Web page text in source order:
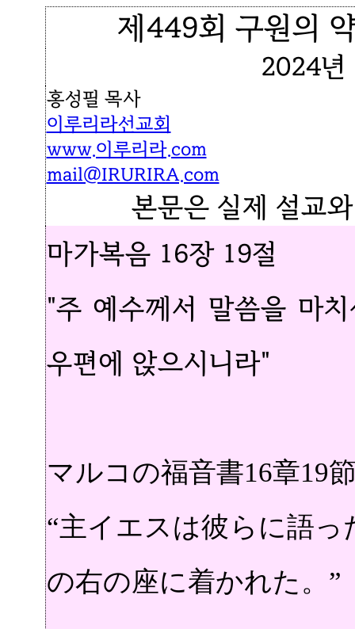
제449회 구원의
2024년
홍성필 목사
이루리라선교회
www.이루리라.com
mail@IRURIRA.com
본문은 실제 설교
마가복음 16장 19절
"주 예수께서 말씀을 마
우편에 앉으시니라"
マルコの福音書16章19
“主イエスは彼らに語
の右の座に着かれた。”